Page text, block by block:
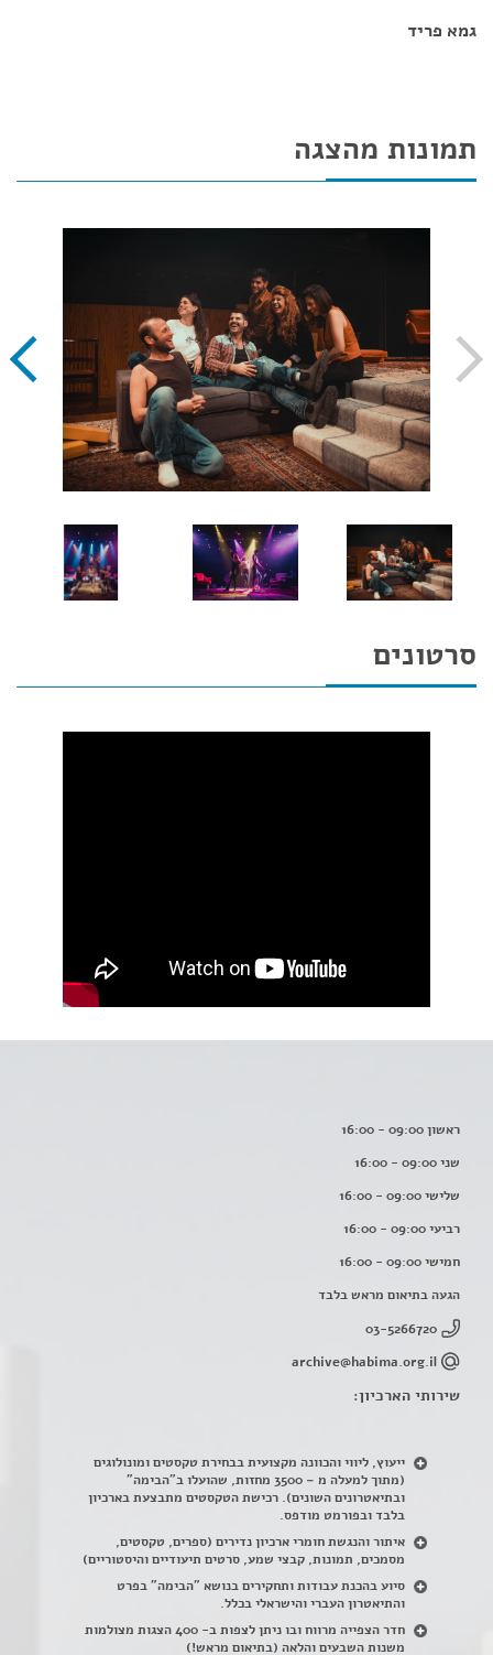
גמא פריד
תמונות מהצגה
סרטונים
ראשון 09:00 - 16:00
שני 09:00 - 16:00
שלישי 09:00 - 16:00
רביעי 09:00 - 16:00
חמישי 09:00 - 16:00
הגעה בתיאום מראש בלבד
03-5266720
archive@habima.org.il
שירותי הארכיון:
ייעוץ, ליווי והכוונה מקצועית בבחירת טקסטים ומונולוגים
(מתוך למעלה מ – 3500 מחזות, שהועלו ב"הבימה"
ובתיאטרונים השונים). רכישת הטקסטים מתבצעת בארכיון
בלבד ובפורמט מודפס.
איתור והנגשת חומרי ארכיון נדירים (ספרים, טקסטים,
מסמכים, תמונות, קבצי שמע, סרטים תיעודיים והיסטוריים)
סיוע בהכנת עבודות ותחקירים בנושא "הבימה" בפרט
והתיאטרון העברי והישראלי בכלל.
חדר הצפייה מרווח ובו ניתן לצפות ב- 400 הצגות מצולמות
משנות השבעים והלאה (בתיאום מראש!)